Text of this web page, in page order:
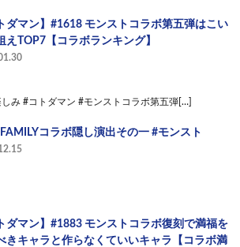
ダマン】#1618 モンストコラボ第五弾はこい
えTOP7【コラボランキング】
しみ #コトダマン #モンストコラボ第五弾[…]
コラボ隠し演出その一 #モンスト
ダマン】#1883 モンストコラボ復刻で満福を
きキャラと作らなくていいキャラ【コラボ満